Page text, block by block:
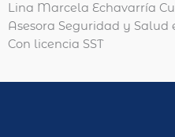
Lina Marcela Echavarría
Asesora Seguridad y Salud
Con licencia SST